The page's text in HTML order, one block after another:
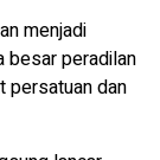
menjadi
besar peradilan
persatuan dan